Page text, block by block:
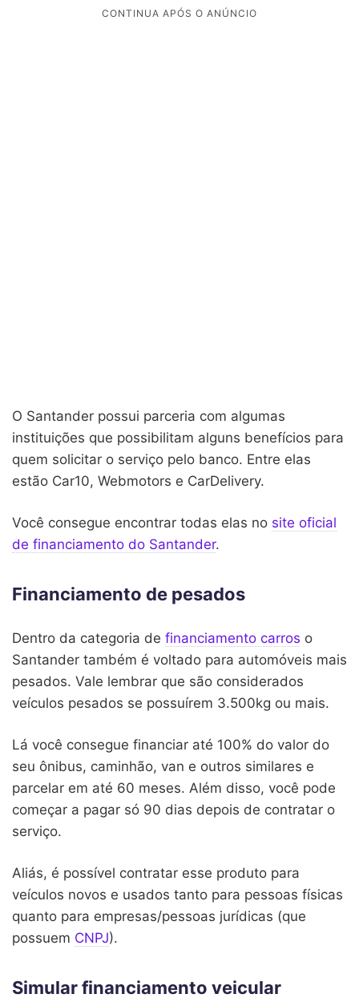
O Santander possui parceria com algumas
instituições que possibilitam alguns benefícios para
quem solicitar o serviço pelo banco. Entre elas
estão Car10, Webmotors e CarDelivery.
Você consegue encontrar todas elas no site oficial
de financiamento do Santander.
Financiamento de pesados
Dentro da categoria de financiamento carros o
Santander também é voltado para automóveis mais
pesados. Vale lembrar que são considerados
veículos pesados se possuírem 3.500kg ou mais.
Lá você consegue financiar até 100% do valor do
seu ônibus, caminhão, van e outros similares e
parcelar em até 60 meses. Além disso, você pode
começar a pagar só 90 dias depois de contratar o
serviço.
Aliás, é possível contratar esse produto para
veículos novos e usados tanto para pessoas físicas
quanto para empresas/pessoas jurídicas (que
possuem CNPJ).
Simular financiamento veicular